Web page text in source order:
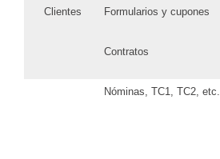
Clientes Formularios y cupones
Contratos
Nóminas, TC1, TC2, etc.